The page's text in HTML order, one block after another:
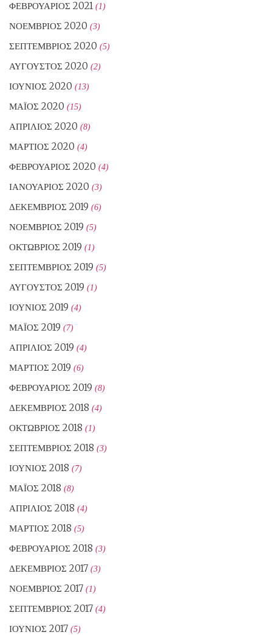
ΦΕΒΡΟΥΆΡΙΟΣ 2021 (1)
ΝΟΈΜΒΡΙΟΣ 2020 (3)
ΣΕΠΤΈΜΒΡΙΟΣ 2020 (5)
ΑΎΓΟΥΣΤΟΣ 2020 (2)
ΙΟΎΝΙΟΣ 2020 (13)
ΜΆΙΟΣ 2020 (15)
ΑΠΡΊΛΙΟΣ 2020 (8)
ΜΆΡΤΙΟΣ 2020 (4)
ΦΕΒΡΟΥΆΡΙΟΣ 2020 (4)
ΙΑΝΟΥΆΡΙΟΣ 2020 (3)
ΔΕΚΈΜΒΡΙΟΣ 2019 (6)
ΝΟΈΜΒΡΙΟΣ 2019 (5)
ΟΚΤΏΒΡΙΟΣ 2019 (1)
ΣΕΠΤΈΜΒΡΙΟΣ 2019 (5)
ΑΎΓΟΥΣΤΟΣ 2019 (1)
ΙΟΎΝΙΟΣ 2019 (4)
ΜΆΙΟΣ 2019 (7)
ΑΠΡΊΛΙΟΣ 2019 (4)
ΜΆΡΤΙΟΣ 2019 (6)
ΦΕΒΡΟΥΆΡΙΟΣ 2019 (8)
ΔΕΚΈΜΒΡΙΟΣ 2018 (4)
ΟΚΤΏΒΡΙΟΣ 2018 (1)
ΣΕΠΤΈΜΒΡΙΟΣ 2018 (3)
ΙΟΎΝΙΟΣ 2018 (7)
ΜΆΙΟΣ 2018 (8)
ΑΠΡΊΛΙΟΣ 2018 (4)
ΜΆΡΤΙΟΣ 2018 (5)
ΦΕΒΡΟΥΆΡΙΟΣ 2018 (3)
ΔΕΚΈΜΒΡΙΟΣ 2017 (3)
ΝΟΈΜΒΡΙΟΣ 2017 (1)
ΣΕΠΤΈΜΒΡΙΟΣ 2017 (4)
ΙΟΎΝΙΟΣ 2017 (5)